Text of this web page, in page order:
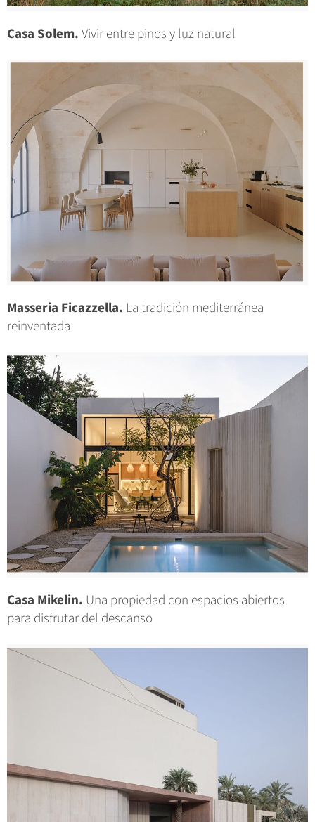
Casa Solem.Vivir entre pinos y luz natural
Masseria Ficazzella. La tradición mediterránea
reinventada
Casa Mikelin. Una propiedad con espacios abiertos
para disfrutar del descanso